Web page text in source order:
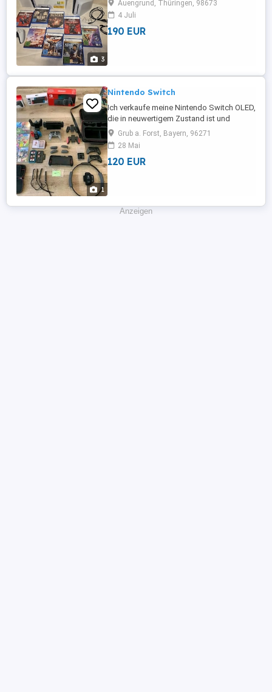
3
direkt über WhatsApp.
Auengrund, Thüringen, 98673
4 Juli
190 EUR
1
Nintendo Switch
Ich verkaufe meine Nintendo Switch OLED,
die in neuwertigem Zustand ist und
einwandfrei funktioniert.
Grub a. Forst, Bayern, 96271
28 Mai
120 EUR
Anzeigen